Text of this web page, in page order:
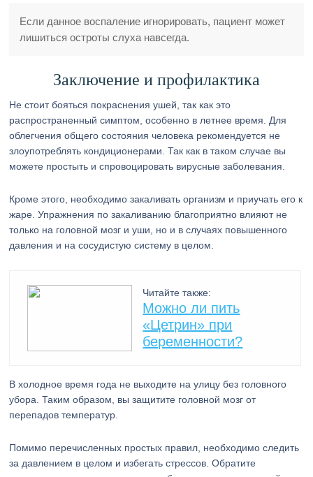
Если данное воспаление игнорировать, пациент может
лишиться остроты слуха навсегда.
Заключение и профилактика
Не стоит бояться покраснения ушей, так как это
распространенный симптом, особенно в летнее время. Для
облегчения общего состояния человека рекомендуется не
злоупотреблять кондиционерами. Так как в таком случае вы
можете простыть и спровоцировать вирусные заболевания.
Кроме этого, необходимо закаливать организм и приучать его к
жаре. Упражнения по закаливанию благоприятно влияют не
только на головной мозг и уши, но и в случаях повышенного
давления и на сосудистую систему в целом.
Читайте также:
Можно ли пить
«Цетрин» при
беременности?
В холодное время года не выходите на улицу без головного
убора. Таким образом, вы защитите головной мозг от
перепадов температур.
Помимо перечисленных простых правил, необходимо следить
за давлением в целом и избегать стрессов. Обратите